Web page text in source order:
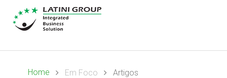
Home Em Foco Artigos